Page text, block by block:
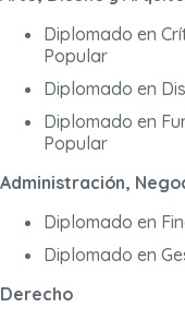
Diplomado en
Popular
Diplomado en
Diplomado en
Popular
Administración,
Diplomado en
Diplomado en
Derecho